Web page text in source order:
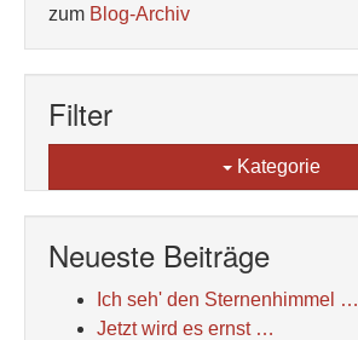
zum Blog-Archiv
Filter
Kategorie
Neueste Beiträge
Ich seh' den Sternenhimmel …
Jetzt wird es ernst …